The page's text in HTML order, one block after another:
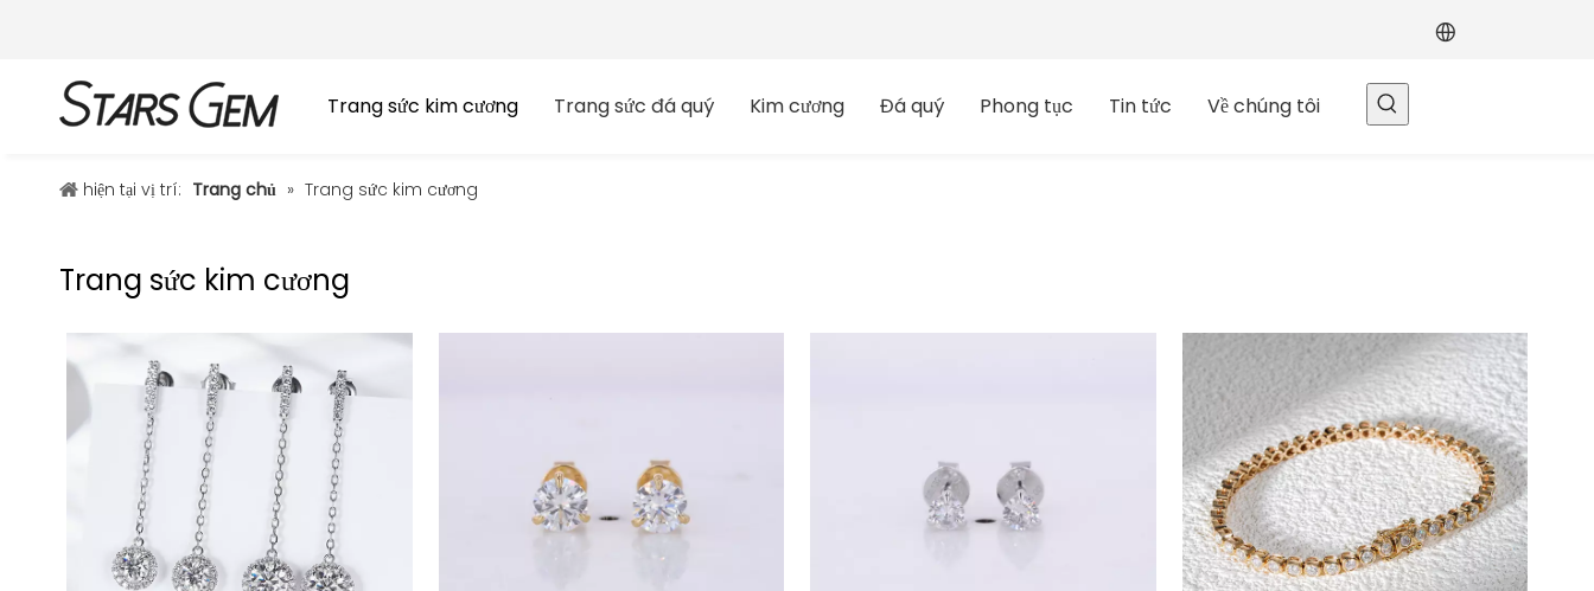
Trang sức kim cương Trang sức đá quý Kim cương Đá quý Phong tục Tin tức Về chúng tôi
hiện tại vị trí: Trang chủ » Trang sức kim cương
Trang sức kim cương